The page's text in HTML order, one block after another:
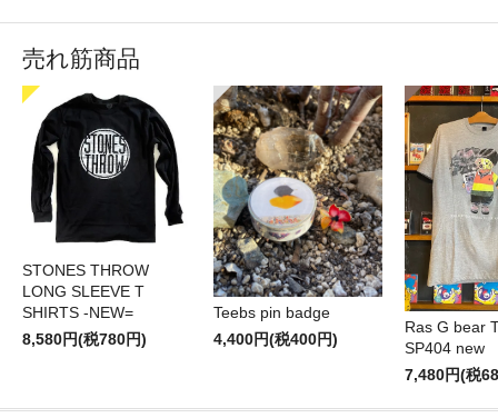
売れ筋商品
STONES THROW
LONG SLEEVE T
SHIRTS -NEW=
8,580円(税780円)
Teebs pin badge
4,400円(税400円)
Ras G bear
SP404 new
7,480円(税